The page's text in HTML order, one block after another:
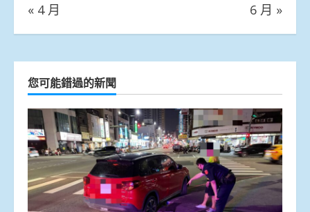
« 4 月 6 月 »
您可能錯過的新聞